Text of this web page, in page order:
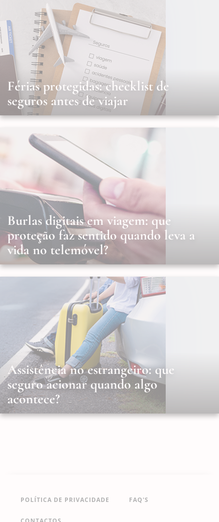
Férias protegidas: checklist de
seguros antes de viajar
Burlas digitais em viagem: que
proteção faz sentido quando leva a
vida no telemóvel?
Assistência no estrangeiro: que
seguro acionar quando algo
acontece?
POLÍTICA DE PRIVACIDADE FAQ'S